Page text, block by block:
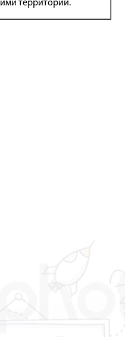
ими территорий.